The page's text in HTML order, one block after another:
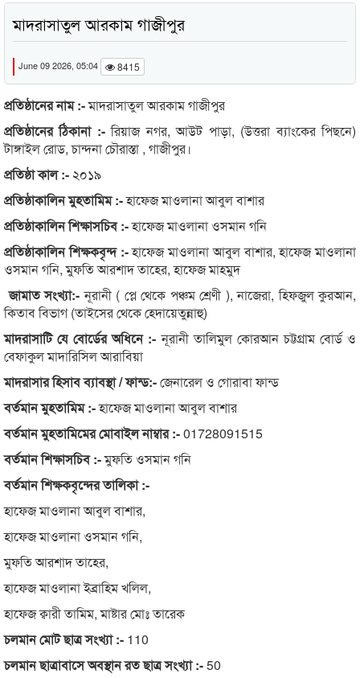
মাদরাসাতুল আরকাম গাজীপুর
June 09 2026, 05:04 8415
প্রতিষ্ঠানের নাম :-মাদরাসাতুল আরকাম গাজীপুর
প্রতিষ্ঠানের ঠিকানা :-রিয়াজ নগর, আউট পাড়া, (উত্তরা ব্যাংকের পিছনে)
টাঙ্গাইল রোড, চান্দনা চৌরাস্তা , গাজীপুর।
প্রতিষ্ঠা কাল :- ২০১৯
প্রতিষ্ঠাকালিন মুহতামিম :-হাফেজ মাওলানা আবুল বাশার
প্রতিষ্ঠাকালিন শিক্ষাসচিব :-হাফেজ মাওলানা ওসমান গনি
প্রতিষ্ঠাকালিন শিক্ষকবৃন্দ :-হাফেজ মাওলানা আবুল বাশার, হাফেজ মাওলানা
ওসমান গনি, মুফতি আরশাদ তাহের, হাফেজ মাহমুদ
জামাত সংখ্যা:-নূরানী ( প্লে থেকে পঞ্চম শ্রেণী ), নাজেরা, হিফজুল কুরআন,
কিতাব বিভাগ (তাইসের থেকে হেদায়েতুন্নাহু)
মাদরাসাটি যে বোর্ডের অধিনে :-নূরানী তালিমুল কোরআন চট্টগ্রাম বোর্ড ও
বেফাকুল মাদারিসিল আরাবিয়া
মাদরাসার হিসাব ব্যাবস্থা / ফান্ড:-জেনারেল ও গোরাবা ফান্ড
বর্তমান মুহতামিম :-হাফেজ মাওলানা আবুল বাশার
বর্তমান মুহতামিমের মোবাইল নাম্বার :-01728091515
বর্তমান শিক্ষাসচিব :-মুফতি ওসমান গনি
বর্তমান শিক্ষকবৃন্দের তালিকা :-
হাফেজ মাওলানা আবুল বাশার,
হাফেজ মাওলানা ওসমান গনি,
মুফতি আরশাদ তাহের,
হাফেজ মাওলানা ইব্রাহিম খলিল,
হাফেজ ক্বারী তামিম, মাষ্টার মোঃ তারেক
চলমান মোট ছাত্র সংখ্যা :- 110
চলমান ছাত্রাবাসে অবস্থান রত ছাত্র সংখ্যা :-50